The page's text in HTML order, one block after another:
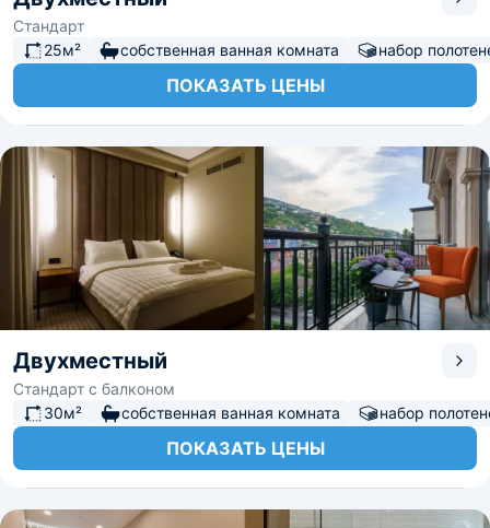
Стандарт
25м²
собственная ванная комната набор
ПОКАЗАТЬ ЦЕНЫ
Двухместный
Стандарт с балконом
30м²
собственная ванная комната набор
ПОКАЗАТЬ ЦЕНЫ